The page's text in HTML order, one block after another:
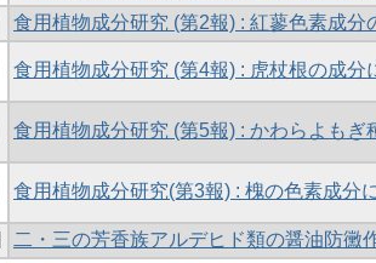
食用植物成分研究 (第2報) : 紅蓼色素成分
食用植物成分研究 (第4報) : 虎杖根の成分
食用植物成分研究 (第5報) : かわらよもぎ
食用植物成分研究(第3報) : 槐の色素成分
二・三の芳香族アルデヒド類の醤油防黴